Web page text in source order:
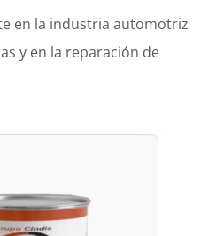
en la industria automotriz
y en la reparación de